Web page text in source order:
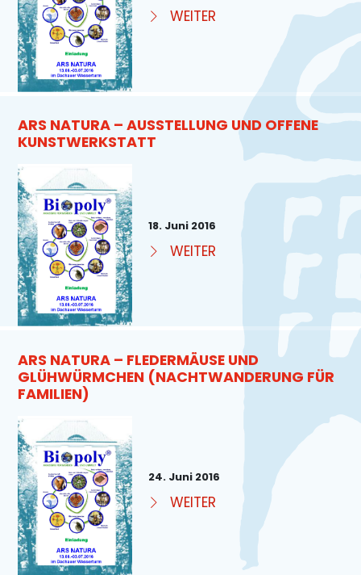
WEITER
ARS NATURA – AUSSTELLUNG UND OFFENE
KUNSTWERKSTATT
18. Juni 2016
WEITER
ARS NATURA – FLEDERMÄUSE UND
GLÜHWÜRMCHEN (NACHTWANDERUNG FÜR
FAMILIEN)
24. Juni 2016
WEITER